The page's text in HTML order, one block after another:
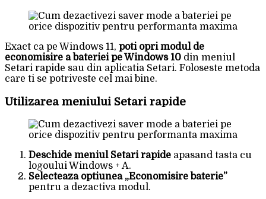
Exact ca pe Windows 11, poti opri modul de
economisire a bateriei pe Windows 10 din meniul
Setari rapide sau din aplicatia Setari. Foloseste metoda
care ti se potriveste cel mai bine.
Utilizarea meniului Setari rapide
Deschide meniul Setari rapide apasand tasta cu
logoului Windows + A.
Selecteaza optiunea „Economisire baterie”
pentru a dezactiva modul.